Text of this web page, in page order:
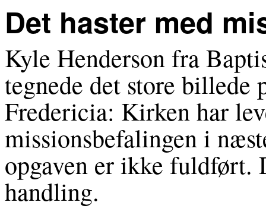
Det haster med
Kyle Henderson fra
tegnede det store billede
Fredericia: Kirken har
missionsbefalingen i
opgaven er ikke
handling.